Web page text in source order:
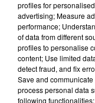
points à la mi-
attention à la
d’avoir remonté
points"liste Eric
très conséquent"
Eric Bartecheky
profiles for
advertising; Measure
performance;
of data from different
profiles to personalise
content; Use limited
detect fraud, and fix
Save and
process personal data
following